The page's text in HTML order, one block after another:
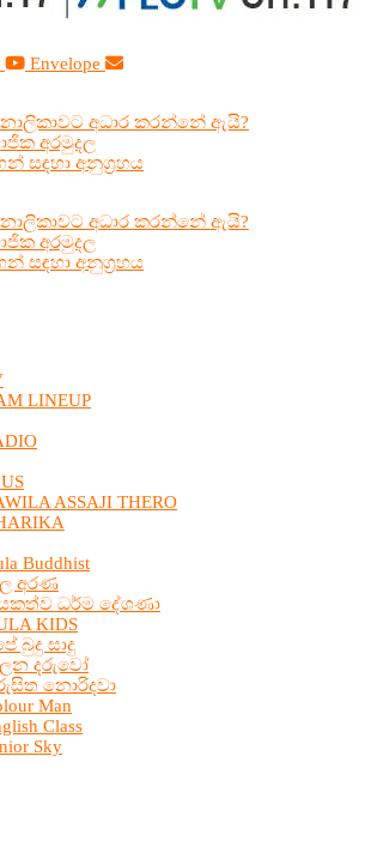
Envelope
නාලිකාවට අධාර කරන්නේ ඇයි?
අරමුදල
සඳහා අනුග්‍රහය
නාලිකාවට අධාර කරන්නේ ඇයි?
අරමුදල
සඳහා අනුග්‍රහය
LINEUP
ASSAJI THERO
Buddhist
අරණ
ධර්ම දේශණා
KIDS
බුදු සාදු
දරුවෝ
නොරිදවා
Man
Class
Sky